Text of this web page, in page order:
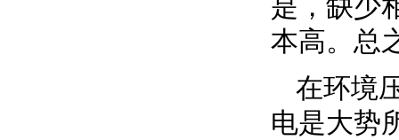
是，缺少
本高。总
在环境
电是大势